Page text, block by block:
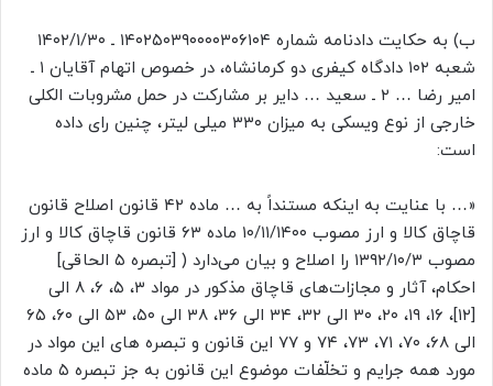
ب) به حکایت دادنامه شماره ۱۴۰۲۵۰۳۹۰۰۰۰۳۰۶۱۰۴ ـ ۱۴۰۲/۱/۳۰
شعبه ۱۰۲ دادگاه کیفری دو کرمانشاه، در خصوص اتهام آقایان ۱ ـ
امیر رضا … ۲ ـ سعید … دایر بر مشارکت در حمل مشروبات الکلی
خارجی از نوع ویسکی به میزان ۳۳۰ میلی لیتر، چنین رای داده
است:
«… با عنایت به اینکه مستنداً به … ماده ۴۲ قانون اصلاح قانون
قاچاق کالا و ارز مصوب ۱۰/۱۱/۱۴۰۰ ماده ۶۳ قانون قاچاق کالا و ارز
مصوب ۱۳۹۲/۱۰/۳ را اصلاح و بیان می‌دارد ( [تبصره ۵ الحاقی]
احکام، آثار و مجازات‌های قاچاق مذکور در مواد ۳، ۵، ۶، ۸ الی
[۱۲]، ۱۶، ۱۹، ۲۰، ۳۰ الی ۳۲، ۳۴ الی ۳۶، ۳۸ الی ۵۰، ۵۳ الی ۶۰، ۶۵
الی ۶۸، ۷۰، ۷۱، ۷۳، ۷۴ و ۷۷ این قانون و تبصره های این مواد در
مورد همه جرایم و تخلّفات موضوع این قانون به جز تبصره ۵ ماده